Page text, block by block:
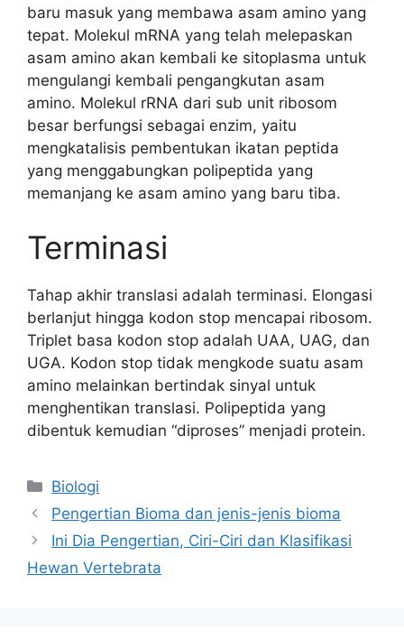
baru masuk yang membawa asam amino yang
tepat. Molekul mRNA yang telah melepaskan
asam amino akan kembali ke sitoplasma untuk
mengulangi kembali pengangkutan asam
amino. Molekul rRNA dari sub unit ribosom
besar berfungsi sebagai enzim, yaitu
mengkatalisis pembentukan ikatan peptida
yang menggabungkan polipeptida yang
memanjang ke asam amino yang baru tiba.
Terminasi
Tahap akhir translasi adalah terminasi. Elongasi
berlanjut hingga kodon stop mencapai ribosom.
Triplet basa kodon stop adalah UAA, UAG, dan
UGA. Kodon stop tidak mengkode suatu asam
amino melainkan bertindak sinyal untuk
menghentikan translasi. Polipeptida yang
dibentuk kemudian “diproses” menjadi protein.
Kategori
Biologi
Pengertian Bioma dan jenis-jenis bioma
Ini Dia Pengertian, Ciri-Ciri dan Klasifikasi
Hewan Vertebrata